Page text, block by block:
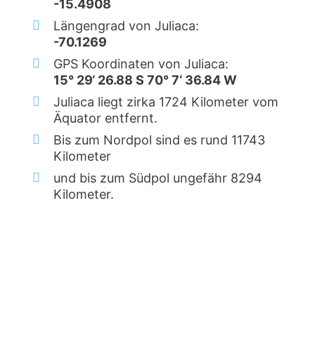
-15.4908
Längengrad von Juliaca:
-70.1269
GPS Koordinaten von Juliaca:
15° 29‘ 26.88 S 70° 7‘ 36.84 W
Juliaca liegt zirka 1724 Kilometer vom
Äquator entfernt.
Bis zum Nordpol sind es rund 11743
Kilometer
und bis zum Südpol ungefähr 8294
Kilometer.